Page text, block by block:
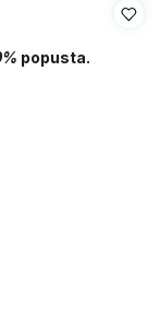
popusta.